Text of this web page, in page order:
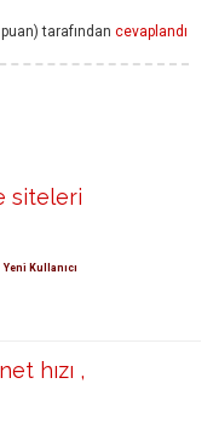
puan) tarafından cevaplandı
siteleri
Yeni Kullanıcı
hızı ,